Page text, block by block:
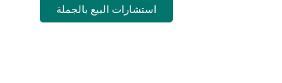
استشارات البيع بالجملة